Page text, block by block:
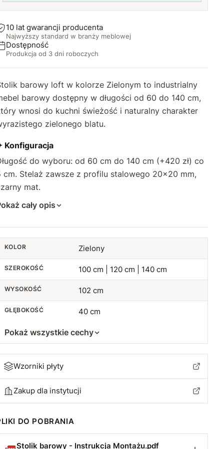
90 cm
100 cm +150 zł
105 cm +180 zł
115 cm +240 zł
120 cm
125 cm
135 cm +360 zł
140 cm +420 zł
145 cm
150 cm
85 cm
95 cm +170 zł
100 cm +200 zł
10 lat gwarancji producenta
Najwyższy standard w branży meblowej
Dostępność
Produkcja od 3 dni roboczych
barowy loft w kolorze Zielonym to industrialny
barowy dostępny w długości od 60 do 140 cm,
wnosi do kuchni świeżość i naturalny charakter
zielonego blatu.
Konfiguracja
do wyboru: od 60 cm do 140 cm (+420 zł) co
cm. Stelaż zawsze z profilu stalowego 20×20 mm,
mat.
cały opis
KOLOR Zielony
SZEROKOŚĆ 100 cm | 120 cm | 140 cm
WYSOKOŚĆ 102 cm
GŁĘBOKOŚĆ 40 cm
Pokaż wszystkie cechy
Wzorniki płyty
Zakup dla instytucji
DO POBRANIA
Stolik barowy - Instrukcja Montażu.pdf